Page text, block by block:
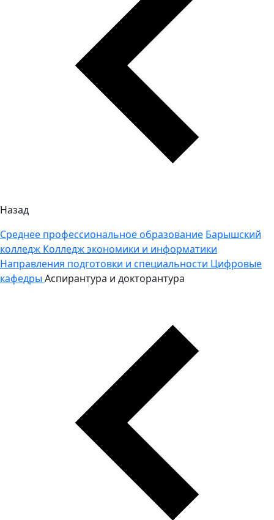
Назад
Среднее профессиональное образование Барышский
колледж Колледж экономики и информатики
Направления подготовки и специальности Цифровые
кафедры Аспирантура и докторантура